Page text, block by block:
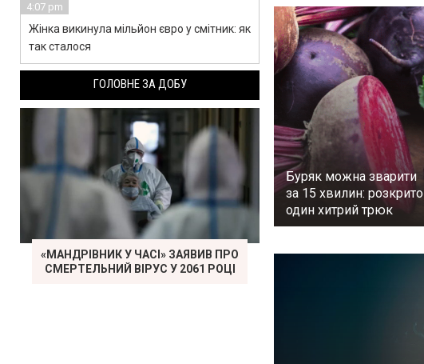
Буряк можна зварити
за 15 хвилин: розкрито
один хитрий трюк
4:07 pm
Жінка викинула мільйон євро у смітник: як
так сталося
ГОЛОВНЕ ЗА ДОБУ
«МАНДРІВНИК У ЧАСІ» ЗАЯВИВ ПРО
СМЕРТЕЛЬНИЙ ВІРУС У 2061 РОЦІ